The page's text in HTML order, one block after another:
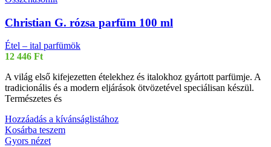
Christian G. rózsa parfüm 100 ml
Étel – ital parfümök
12 446 Ft
A világ első kifejezetten ételekhez és italokhoz gyártott parfümje. A
tradicionális és a modern eljárások ötvözetével speciálisan készül.
Természetes és
Hozzáadás a kívánságlistához
Kosárba teszem
Gyors nézet